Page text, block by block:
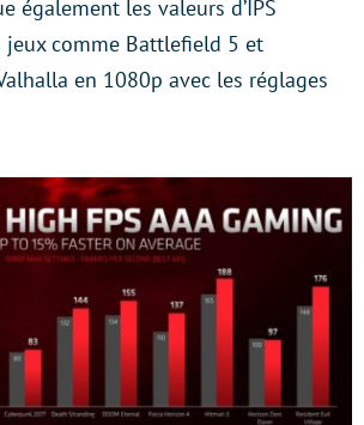
également les valeurs d’IPS
jeux comme Battlefield 5 et
en 1080p avec les réglages